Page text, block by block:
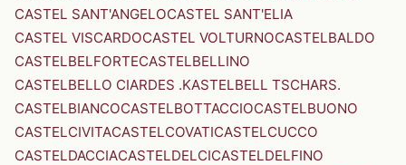
CASTEL SANT'ANGELOCASTEL SANT'ELIA
CASTEL VISCARDOCASTEL VOLTURNOCASTELBALDO
CASTELBELFORTECASTELBELLINO
CASTELBELLO CIARDES .KASTELBELL TSCHARS.
CASTELBIANCOCASTELBOTTACCIOCASTELBUONO
CASTELCIVITACASTELCOVATICASTELCUCCO
CASTELDACCIACASTELDELCICASTELDELFINO